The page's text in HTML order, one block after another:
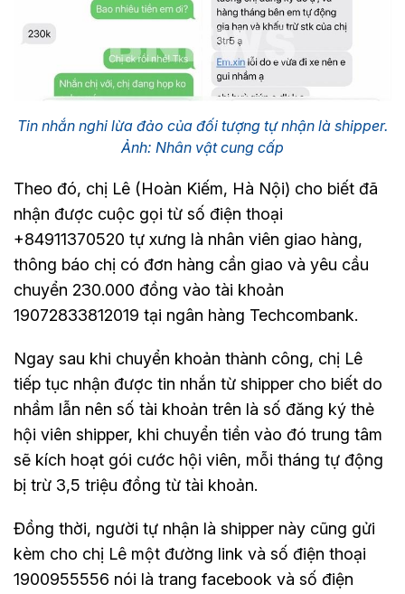
Tin nhắn nghi lừa đảo của đối tượng tự nhận là shipper.
Ảnh: Nhân vật cung cấp
Theo đó, chị Lê (Hoàn Kiếm, Hà Nội) cho biết đã
nhận được cuộc gọi từ số điện thoại
+84911370520 tự xưng là nhân viên giao hàng,
thông báo chị có đơn hàng cần giao và yêu cầu
chuyển 230.000 đồng vào tài khoản
19072833812019 tại ngân hàng Techcombank.
Ngay sau khi chuyển khoản thành công, chị Lê
tiếp tục nhận được tin nhắn từ shipper cho biết do
nhầm lẫn nên số tài khoản trên là số đăng ký thẻ
hội viên shipper, khi chuyển tiền vào đó trung tâm
sẽ kích hoạt gói cước hội viên, mỗi tháng tự động
bị trừ 3,5 triệu đồng từ tài khoản.
Đồng thời, người tự nhận là shipper này cũng gửi
kèm cho chị Lê một đường link và số điện thoại
1900955556 nói là trang facebook và số điện